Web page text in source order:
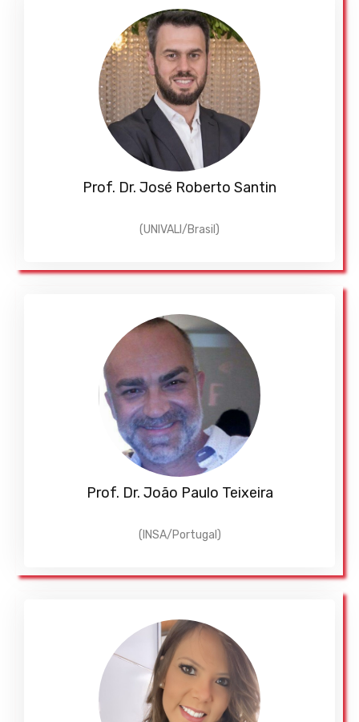
Prof. Dr. José Roberto Santin
(UNIVALI/Brasil)
Prof. Dr. João Paulo Teixeira
(INSA/Portugal)